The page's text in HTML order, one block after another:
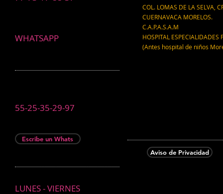
WHATSAPP
COL. LOMAS DE LA SELVA,
CUERNAVACA MORELOS.
C.A.P.A.S.A.M
HOSPITAL ESPECIALIDADES
(Antes hospital de niños
55-25-35-29-97
Escribe un Whats
Aviso de Privacidad
LUNES - VIERNES